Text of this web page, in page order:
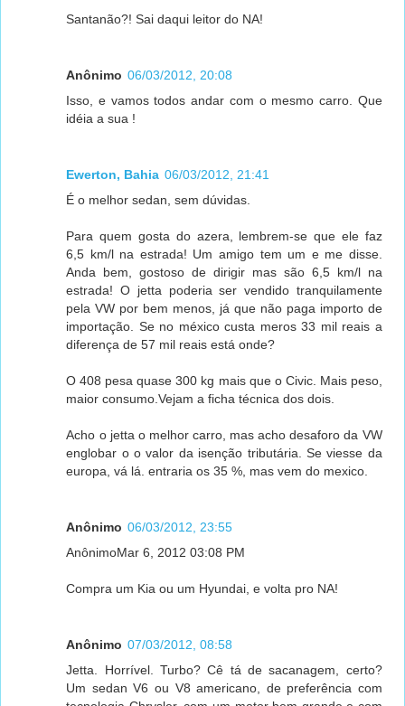
Santanão?! Sai daqui leitor do NA!
Anônimo 06/03/2012, 20:08
Isso, e vamos todos andar com o mesmo carro. Que
idéia a sua !
Ewerton, Bahia 06/03/2012, 21:41
É o melhor sedan, sem dúvidas.
Para quem gosta do azera, lembrem-se que ele faz
6,5 km/l na estrada! Um amigo tem um e me disse.
Anda bem, gostoso de dirigir mas são 6,5 km/l na
estrada! O jetta poderia ser vendido tranquilamente
pela VW por bem menos, já que não paga importo de
importação. Se no méxico custa meros 33 mil reais a
diferença de 57 mil reais está onde?
O 408 pesa quase 300 kg mais que o Civic. Mais peso,
maior consumo.Vejam a ficha técnica dos dois.
Acho o jetta o melhor carro, mas acho desaforo da VW
englobar o o valor da isenção tributária. Se viesse da
europa, vá lá. entraria os 35 %, mas vem do mexico.
Anônimo 06/03/2012, 23:55
AnônimoMar 6, 2012 03:08 PM
Compra um Kia ou um Hyundai, e volta pro NA!
Anônimo 07/03/2012, 08:58
Jetta. Horrível. Turbo? Cê tá de sacanagem, certo?
Um sedan V6 ou V8 americano, de preferência com